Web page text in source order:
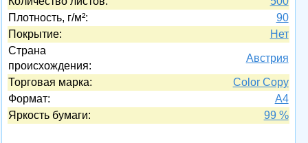
Плотность, г/м²:
90
Покрытие:
Нет
Страна
происхождения:
Австрия
Торговая марка:
Color Copy
Формат:
A4
Яркость бумаги:
99 %